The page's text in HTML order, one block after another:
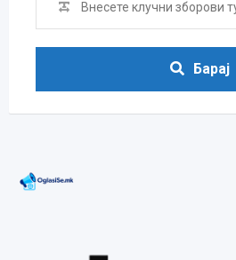
Барај